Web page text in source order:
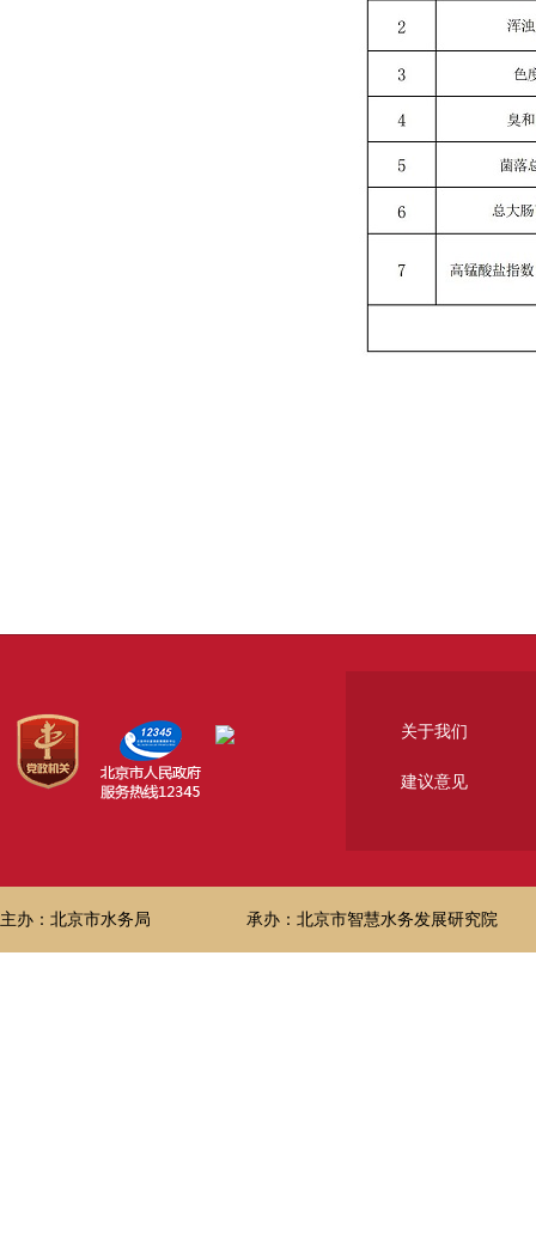
关于我们
建议意见
主办：北京市水务局 承办：北京市智慧水务发展研究院